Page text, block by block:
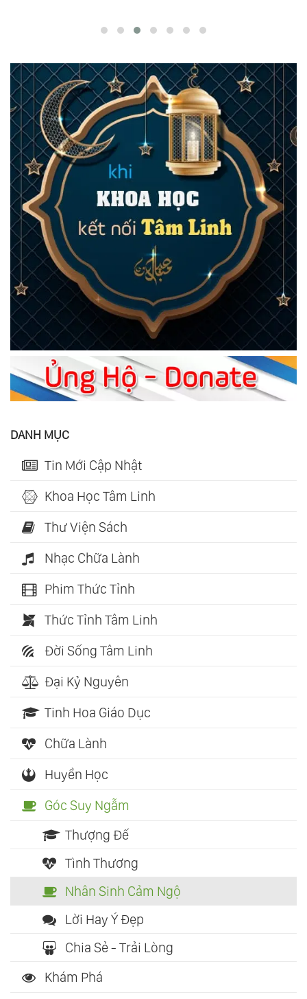
DANH MỤC
Tin Mới Cập Nhật
Khoa Học Tâm Linh
Thư Viện Sách
Nhạc Chữa Lành
Phim Thức Tỉnh
Thức Tỉnh Tâm Linh
Đời Sống Tâm Linh
Đại Kỷ Nguyên
Tinh Hoa Giáo Dục
Chữa Lành
Huyền Học
Góc Suy Ngẫm
Thượng Đế
Tình Thương
Nhân Sinh Cảm Ngộ
Lời Hay Ý Đẹp
Chia Sẻ - Trải Lòng
Khám Phá